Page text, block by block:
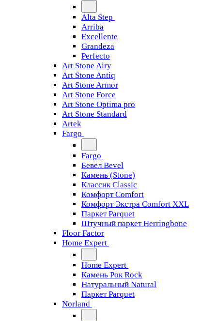
Alta Step
Arriba
Excellente
Grandeza
Perfecto
Art Stone Airy
Art Stone Antiq
Art Stone Armor
Art Stone Force
Art Stone Optima pro
Art Stone Standard
Artek
Fargo
Fargo
Бевел Bevel
Камень (Stone)
Классик Classic
Комфорт Comfort
Комфорт Экстра Comfort XXL
Паркет Parquet
Штучный паркет Herringbone
Floor Factor
Home Expert
Home Expert
Камень Рок Rock
Натуральный Natural
Паркет Parquet
Norland